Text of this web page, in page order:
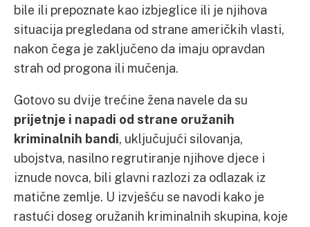
bile ili prepoznate kao izbjeglice ili je njihova
situacija pregledana od strane američkih vlasti,
nakon čega je zaključeno da imaju opravdan
strah od progona ili mučenja.
Gotovo su dvije trećine žena navele da su
prijetnje i napadi od strane oružanih
kriminalnih bandi, uključujući silovanja,
ubojstva, nasilno regrutiranje njihove djece i
iznude novca, bili glavni razlozi za odlazak iz
matične zemlje. U izvješću se navodi kako je
rastući doseg oružanih kriminalnih skupina, koje